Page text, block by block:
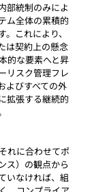
部統制のみによ
ム全体の累積的
これにより、
は契約上の懸念
的な要素へと昇
リスク管理フレ
よびすべての外
拡張する継続的
れに合わせてポ
ス）の観点から
いなければ、組